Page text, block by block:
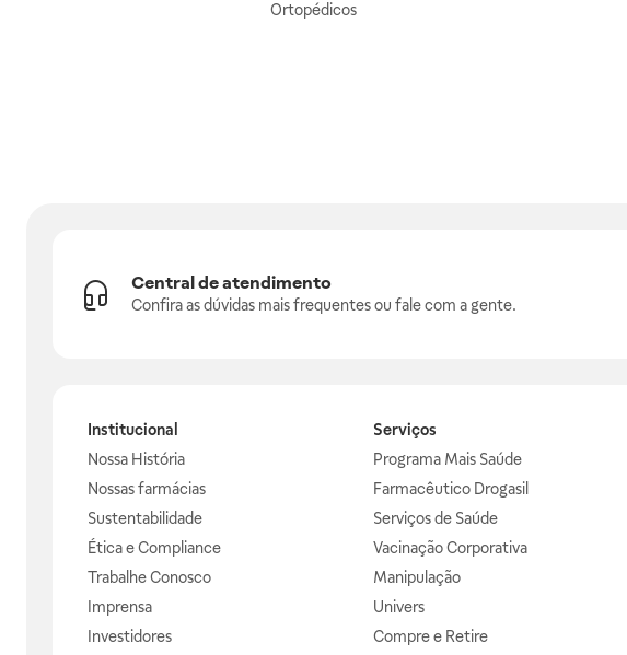
Ortopédicos
Central de atendimento
Confira as dúvidas mais frequentes ou fale com a gente.
Institucional
Nossa História
Nossas farmácias
Sustentabilidade
Ética e Compliance
Trabalhe Conosco
Imprensa
Investidores
Serviços
Programa Mais Saúde
Farmacêutico Drogasil
Serviços de Saúde
Vacinação Corporativa
Manipulação
Univers
Compre e Retire